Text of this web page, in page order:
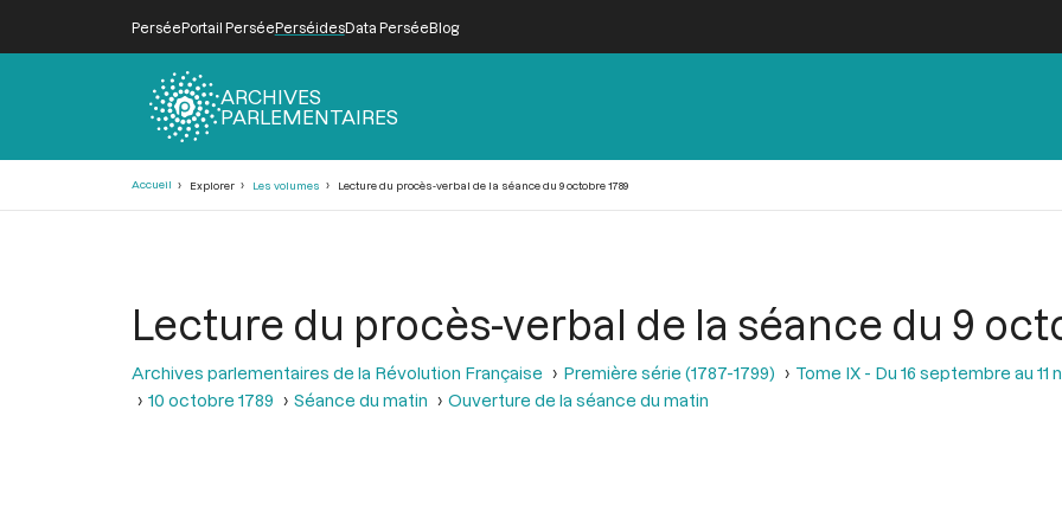
PerséePortail PerséePerséidesData PerséeBlog
ARCHIVES
PARLEMENTAIRES
Accueil Explorer Les volumes Lecture du procès-verbal de la séance du 9 octobre 1789
Lecture du procès-verbal de la séance du 9
Archives parlementaires de la Révolution Française Première série (1787-1799) Tome IX - Du 16 septembre au 11
10 octobre 1789
Séance du matin Ouverture de la séance du matin